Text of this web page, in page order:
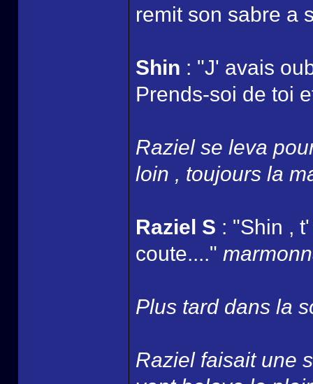
remit son sabre a
Shin : "J' avais
Prends-soi de toi
Raziel se leva
loin , toujours la
Raziel S : "Shin ,
coute...."
Plus tard dans la
Raziel faisait une